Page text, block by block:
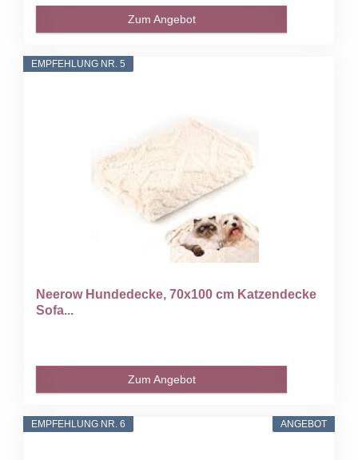
Zum Angebot
EMPFEHLUNG NR. 5
Neerow Hundedecke, 70x100 cm Katzendecke
Sofa...
Zum Angebot
ANGEBOT
EMPFEHLUNG NR. 6